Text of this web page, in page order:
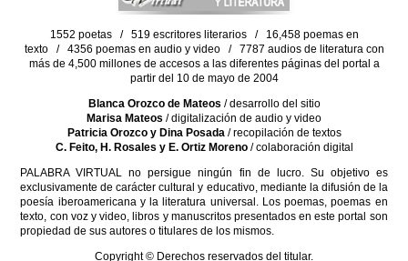
1552 poetas / 519 escritores literarios / 16,458 poemas en
texto / 4356 poemas en audio y video / 7787 audios de literatura con
más de 4,500 millones de accesos a las diferentes páginas del portal a
partir del 10 de mayo de 2004
Blanca Orozco de Mateos / desarrollo del sitio
Marisa Mateos / digitalización de audio y video
Patricia Orozco y Dina Posada/ recopilación de textos
C. Feito, H. Rosales y E. Ortiz Moreno/ colaboración digital
PALABRA VIRTUAL no persigue ningún fin de lucro. Su objetivo es
exclusivamente de carácter cultural y educativo, mediante la difusión de la
poesía iberoamericana y la literatura universal. Los poemas, poemas en
texto, con voz y video, libros y manuscritos presentados en este portal son
propiedad de sus autores o titulares de los mismos.
Copyright © Derechos reservados del titular.